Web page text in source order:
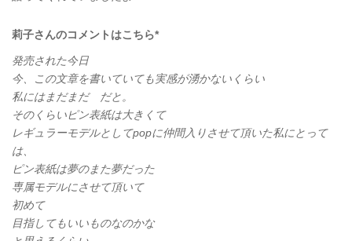
莉子さんのコメントはこちら*
発売された今日
今、この文章を書いていても実感が湧かないくらい
私にはまだまだ だと。
そのくらいピン表紙は大きくて
レギュラーモデルとしてpopに仲間入りさせて頂いた私にとって
は、
ピン表紙は夢のまた夢だった
専属モデルにさせて頂いて
初めて
目指してもいいものなのかな